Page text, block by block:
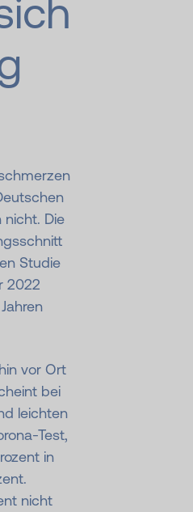
Die
Studie
2022
vor Ort
bei
leichten
Test,
in
nicht